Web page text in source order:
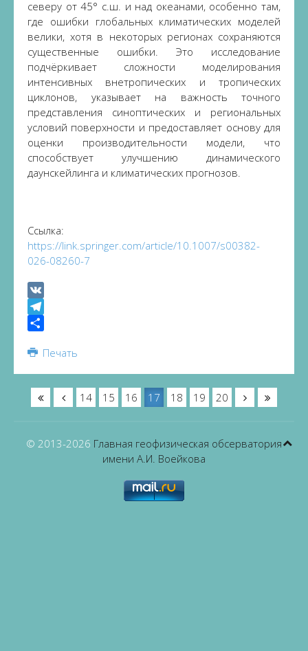
северу от 45° с.ш. и над океанами, особенно там,
где ошибки глобальных климатических моделей
велики, хотя в некоторых регионах сохраняются
существенные ошибки. Это исследование
подчёркивает сложности моделирования
интенсивных внетропических и тропических
циклонов, указывает на важность точного
представления синоптических и региональных
условий поверхности и предоставляет основу для
оценки производительности модели, что
способствует улучшению динамического
даунскейлинга и климатических прогнозов.
Ссылка:
https://link.springer.com/article/10.1007/s00382-
026-08260-7
VK
Telegram
Печать
14 15 16 17 18 19 20
© 2013-2026 Главная геофизическая обсерватория
имени А.И. Воейкова